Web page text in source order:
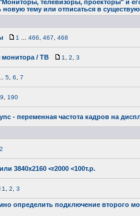
телевизоры, проекторы" и
новую тему или отписаться в
1 466 467 468
монитора / ТВ 1 2 3
5 6 7
190
- переменная частота кадров на
2
3840x2160 <r2000 <100т.р.
1 2 3
определить подключение второго